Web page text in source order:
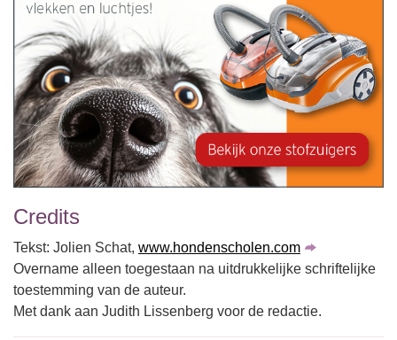
Credits
Tekst: Jolien Schat, www.hondenscholen.com
Overname alleen toegestaan na uitdrukkelijke schriftelijke
toestemming van de auteur.
Met dank aan Judith Lissenberg voor de redactie.